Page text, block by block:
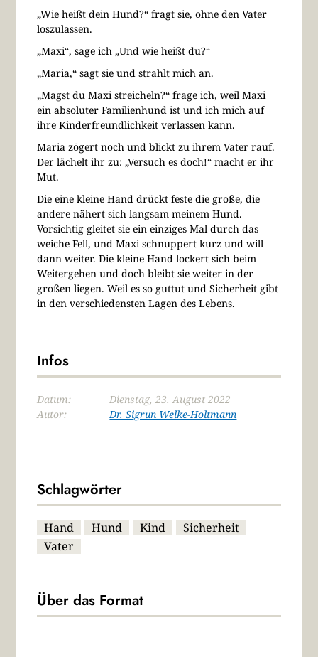
„Wie heißt dein Hund?“ fragt sie, ohne den Vater
loszulassen.
„Maxi“, sage ich „Und wie heißt du?“
„Maria,“ sagt sie und strahlt mich an.
„Magst du Maxi streicheln?“ frage ich, weil Maxi
ein absoluter Familienhund ist und ich mich auf
ihre Kinderfreundlichkeit verlassen kann.
Maria zögert noch und blickt zu ihrem Vater rauf.
Der lächelt ihr zu: „Versuch es doch!“ macht er ihr
Mut.
Die eine kleine Hand drückt feste die große, die
andere nähert sich langsam meinem Hund.
Vorsichtig gleitet sie ein einziges Mal durch das
weiche Fell, und Maxi schnuppert kurz und will
dann weiter. Die kleine Hand lockert sich beim
Weitergehen und doch bleibt sie weiter in der
großen liegen. Weil es so guttut und Sicherheit gibt
in den verschiedensten Lagen des Lebens.
Infos
Datum:
Dienstag, 23. August 2022
Autor:
Dr. Sigrun Welke-Holtmann
Schlagwörter
Hand Hund Kind
Sicherheit
Vater
Über das Format